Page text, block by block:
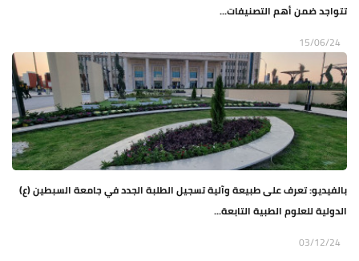
تتواجد ضمن أهم التصنيفات...
15/06/24
بالفيديو: تعرف على طبيعة وآلية تسجيل الطلبة الجدد في جامعة السبطين (ع)
الدولية للعلوم الطبية التابعة...
03/12/24